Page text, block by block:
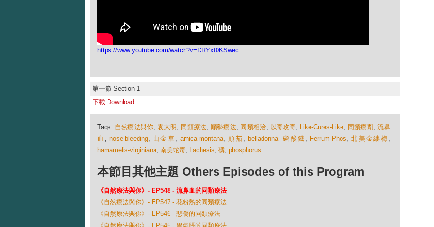
https://www.youtube.com/watch?v=DRYxf0KSwec
第一節 Section 1
下載 Download
Tags: 自然療法與你, 袁大明 , 同類療法, 順勢療法, 同類相治, 以毒攻毒, Like-Cures-Like, 同類療劑 ,流鼻
血 , nose-bleeding, 山金車 ,arnica-montana,顛茄 , belladonna,磷酸鐡 , Ferrum-Phos,北美金縷梅 ,
hamamelis-virginiana, 南美蛇毒, Lachesis, 磷, phosphorus
本節目其他主題 Others Episodes of this Program
《自然療法與你》- EP548 - 流鼻血的同類療法
《自然療法與你》- EP547 - 花粉熱的同類療法
《自然療法與你》- EP546 - 悲傷的同類療法
《自然療法與你》- EP545 - 胃氣脹的同類療法